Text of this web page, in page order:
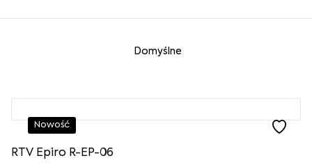
Domyślne
Nowość
RTV Epiro R-EP-06